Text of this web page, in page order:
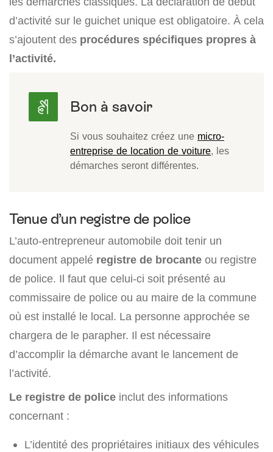
d’activité sur le guichet unique est obligatoire. À cela
s’ajoutent des procédures spécifiques propres à
l’activité.
Si vous souhaitez créez une micro-
entreprise de location de voiture, les
démarches seront différentes.
Tenue d’un registre de police
L’auto-entrepreneur automobile doit tenir un
document appelé registre de brocante ou registre
de police. Il faut que celui-ci soit présenté au
commissaire de police ou au maire de la commune
où est installé le local. La personne approchée se
chargera de le parapher. Il est nécessaire
d’accomplir la démarche avant le lancement de
l’activité.
Le registre de police inclut des informations
concernant :
L’identité des propriétaires initiaux des véhicules